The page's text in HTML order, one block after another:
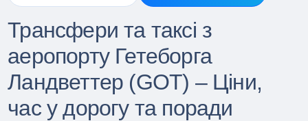
Трансфери та таксі з
аеропорту Гетеборга
Ландветтер (GOT) – Ціни,
час у дорогу та поради